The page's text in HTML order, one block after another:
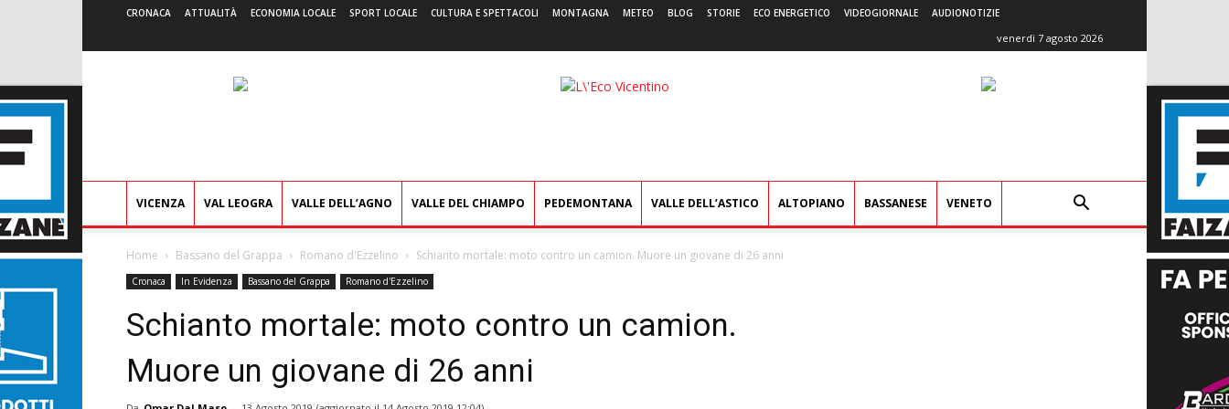
CRONACA ATTUALITÀ ECONOMIA LOCALE SPORT LOCALE CULTURA E SPETTACOLI MONTAGNA METEO BLOG STORIE ECO ENERGETICO VIDEOGIORNALE AUDIONOTIZIE
venerdì 7 agosto 2026
L'Eco
VICENZA VAL LEOGRA VALLE DELL’AGNO VALLE DEL CHIAMPO PEDEMONTANA VALLE DELL’ASTICO ALTOPIANO BASSANESE VENETO
Home Bassano del Grappa Romano d'Ezzelino Schianto mortale: moto contro un camion. Muore un giovane di 26 anni
Cronaca In Evidenza Bassano del Grappa Romano d'Ezzelino
Schianto mortale: moto contro un camion.
Muore un giovane di 26 anni